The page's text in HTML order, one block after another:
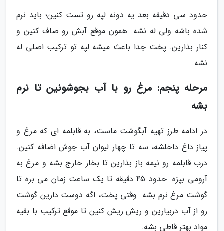
حدود سی دقیقه بعد یه دونه لپه رو تست کنین؛ باید نرم
شده باشه ولی له نشه. همون موقع آبش رو صاف کنین و
کنار بذارین. پخت جدا باعث میشه لپه تو ترکیب اصلی له
نشه.
مرحله پنجم: مرغ رو با آب بجوشونین تا نرم
بشه
در ادامه طرز تهیه آبگوشت ماست، به قابلمه ای که مرغ و
پیاز داغ داخلشه، سه تا چهار لیوان آب جوش اضافه کنین.
درب قابلمه رو نیمه باز بذارین تا بخار خارج بشه و مرغ به
آرومی بپزه. حدود 45 دقیقه تا یک ساعت زمان می بره تا
گوشت مرغ نرم بشه. وقتی پخت، اگه دوست دارین گوشت
رو از آب دربیارین و ریش ریش کنین تا موقع ترکیب با بقیه
مواد بهتر قاطی بشه.